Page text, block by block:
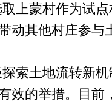
上蒙村作为试
动其他村庄参与
索土地流转新机
效的举措。目前